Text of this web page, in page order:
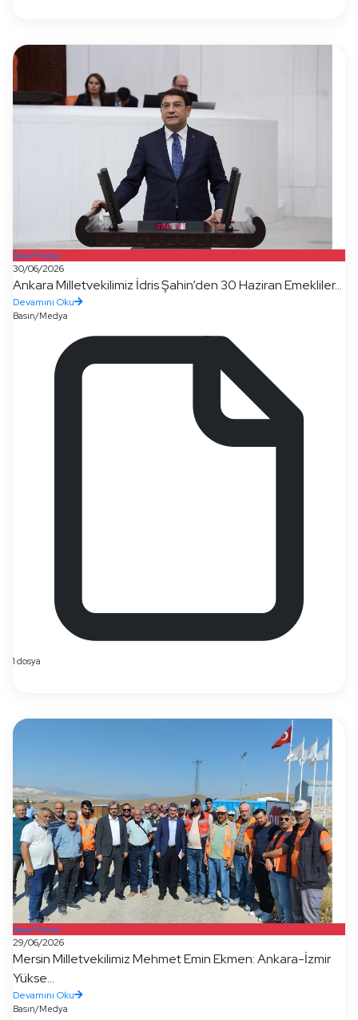
Basın/Medya
30/06/2026
Ankara Milletvekilimiz İdris Şahin’den 30 Haziran Emekliler...
Devamını Oku
Basın/Medya
1 dosya
Basın/Medya
29/06/2026
Mersin Milletvekilimiz Mehmet Emin Ekmen: Ankara-İzmir
Yükse...
Devamını Oku
Basın/Medya